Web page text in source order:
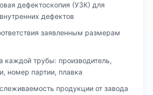
дефектоскопия (УЗК) для
дефектов
заявленным размерам
каждой трубы: производитель,
номер партии, плавка
продукции от завода